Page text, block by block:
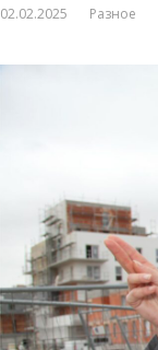
02.02.2025 Разное